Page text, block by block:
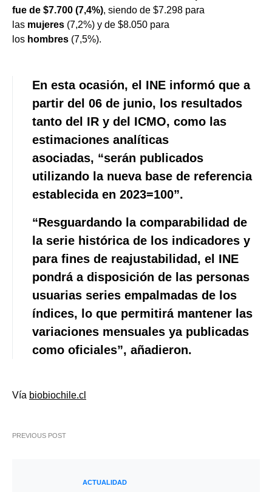
fue de $7.700 (7,4%), siendo de $7.298 para
las mujeres (7,2%) y de $8.050 para
los hombres (7,5%).
En esta ocasión, el INE informó que a
partir del 06 de junio, los resultados
tanto del IR y del ICMO, como las
estimaciones analíticas
asociadas, “serán publicados
utilizando la nueva base de referencia
establecida en 2023=100”.
“Resguardando la comparabilidad de
la serie histórica de los indicadores y
para fines de reajustabilidad, el INE
pondrá a disposición de las personas
usuarias series empalmadas de los
índices, lo que permitirá mantener las
variaciones mensuales ya publicadas
como oficiales”, añadieron.
Vía biobiochile.cl
PREVIOUS POST
ACTUALIDAD